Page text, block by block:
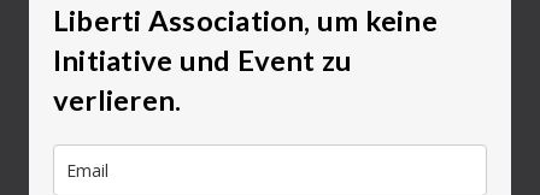
Liberti Association, um keine
Initiative und Event zu
verlieren.